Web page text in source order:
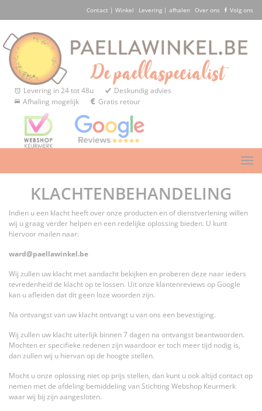
Contact | Winkel Levering | afhalen Over ons Volg ons
Levering in 24 tot 48u
Deskundig advies
Afhaling mogelijk
Gratis retour
KLACHTENBEHANDELING
Indien u een klacht heeft over onze producten en of dienstverlening willen
wij u graag verder helpen en een redelijke oplossing bieden. U kunt
hiervoor mailen naar:
ward@paellawinkel.be
Wij zullen uw klacht met aandacht bekijken en proberen deze naar ieders
tevredenheid de klacht op te lossen. Uit onze klantenreviews op Google
kan u afleiden dat dit geen loze woorden zijn.
Na ontvangst van uw klacht ontvangt u van ons een bevestiging.
Wij zullen uw klacht uiterlijk binnen 7 dagen na ontvangst beantwoorden.
Mochten er specifieke redenen zijn waardoor er toch meer tijd nodig is,
dan zullen wij u hiervan op de hoogte stellen.
Mocht u onze oplossing niet op prijs stellen, dan kunt u ook altijd contact op
nemen met de afdeling bemiddeling van Stichting Webshop Keurmerk
waar wij bij zijn aangesloten.